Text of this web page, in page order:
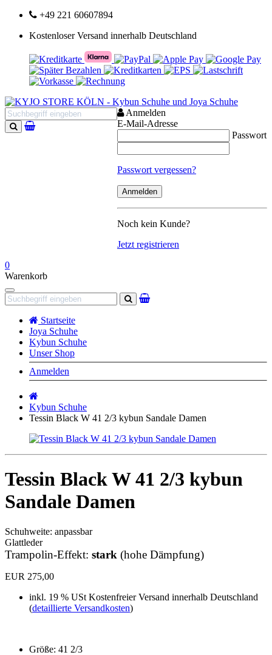
+49 221 60607894
Kostenloser Versand innerhalb Deutschland
Suchen
Anmelden
E-Mail-Adresse
Passwort
Passwort vergessen?
Noch kein Kunde?
Jetzt registrieren
0
Warenkorb
Navigation
Suchen
Startseite
Joya Schuhe
Kybun Schuhe
Unser Shop
Anmelden
Kybun Schuhe
Tessin Black W 41 2/3 kybun Sandale Damen
Tessin Black W 41 2/3 kybun
Sandale Damen
Schuhweite: anpassbar
Glattleder
Trampolin-Effekt: stark (hohe Dämpfung)
EUR 275,00
inkl. 19 % USt Kostenfreier Versand innerhalb Deutschland
(detaillierte Versandkosten)
Größe: 41 2/3